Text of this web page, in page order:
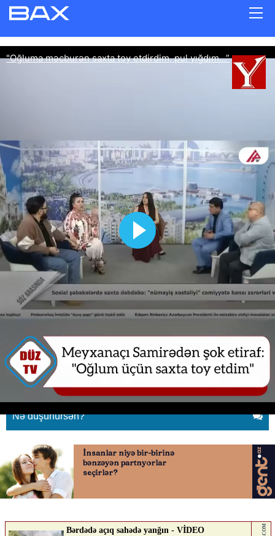
"Oğluma məcburən saxta toy
25.04.2026 0
YENILIK.AZ
Nə düşünürsən?